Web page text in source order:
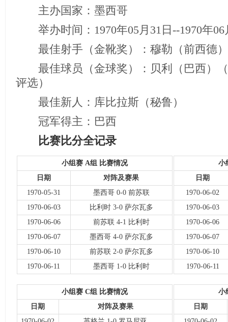
主办国家：墨西哥
举办时间：1970年05月31日--1970年06
最佳射手（金靴奖）：穆勒（前西德）
最佳球员（金球奖）：贝利（巴西）（
评选）
最佳新人：库比拉斯（秘鲁）
冠军得主：巴西
比赛比分全记录
小组赛 A组 比赛情况
日期
对阵及赛果
1970-05-31
墨西哥 0-0 前苏联
1970-06-03
比利时 3-0 萨尔瓦多
1970-06-06
前苏联 4-1 比利时
1970-06-07
墨西哥 4-0 萨尔瓦多
1970-06-10
前苏联 2-0 萨尔瓦多
1970-06-11
墨西哥 1-0 比利时
小
日期
1970-06-02
1970-06-03
1970-06-06
1970-06-07
1970-06-10
1970-06-11
小组赛 C组 比赛情况
日期
对阵及赛果
小
日期